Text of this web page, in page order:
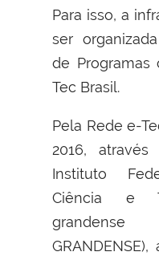
Para isso, a
ser
de
Tec Brasil.
Pela Rede e-
2016,
Instituto
Ciência e